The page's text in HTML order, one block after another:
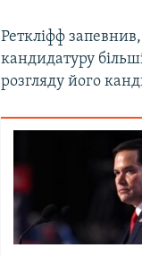
Реткліфф
кандидатуру
розгляду його